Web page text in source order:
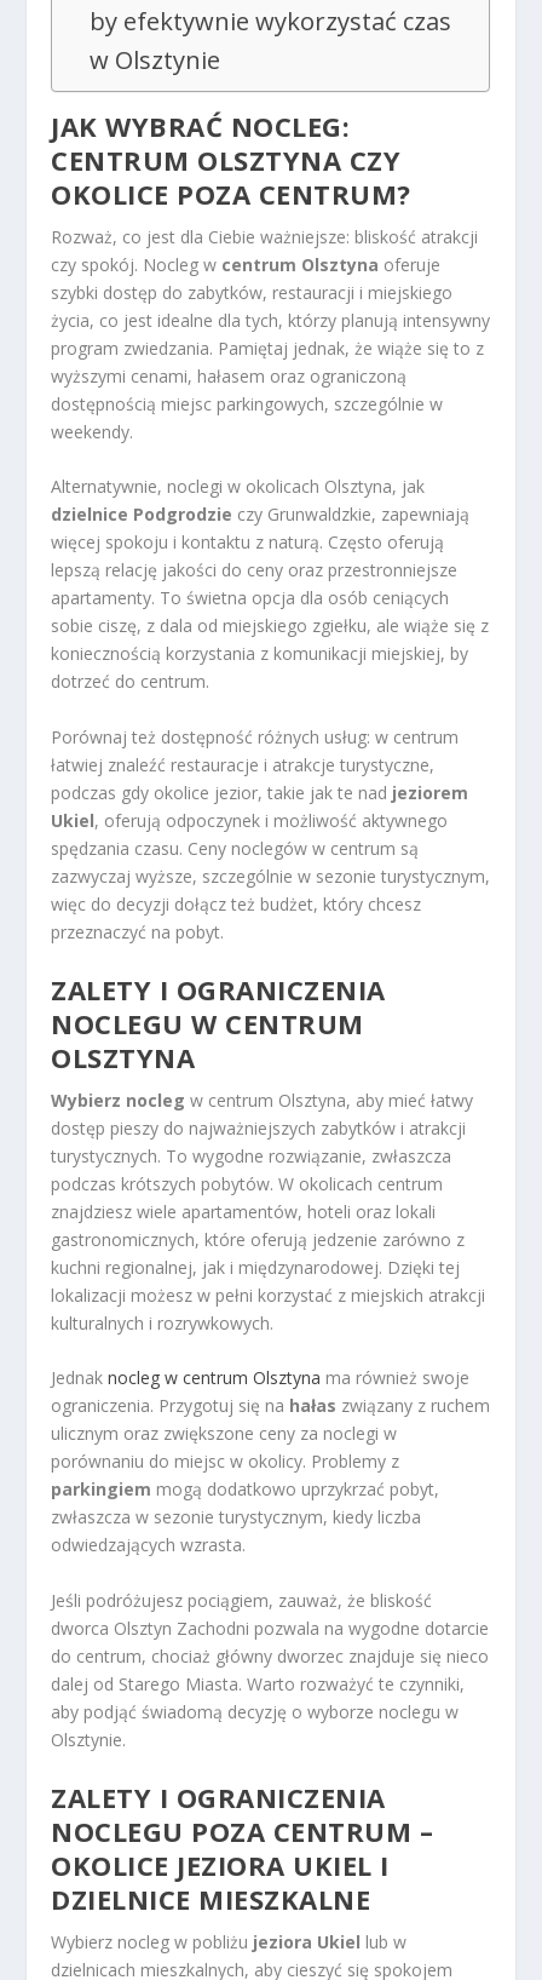
by efektywnie wykorzystać czas
w Olsztynie
JAK WYBRAĆ NOCLEG:
CENTRUM OLSZTYNA CZY
OKOLICE POZA CENTRUM?
Rozważ, co jest dla Ciebie ważniejsze: bliskość atrakcji
czy spokój. Nocleg w centrum Olsztyna oferuje
szybki dostęp do zabytków, restauracji i miejskiego
życia, co jest idealne dla tych, którzy planują intensywny
program zwiedzania. Pamiętaj jednak, że wiąże się to z
wyższymi cenami, hałasem oraz ograniczoną
dostępnością miejsc parkingowych, szczególnie w
weekendy.
Alternatywnie, noclegi w okolicach Olsztyna, jak
dzielnice Podgrodzie czy Grunwaldzkie, zapewniają
więcej spokoju i kontaktu z naturą. Często oferują
lepszą relację jakości do ceny oraz przestronniejsze
apartamenty. To świetna opcja dla osób ceniących
sobie ciszę, z dala od miejskiego zgiełku, ale wiąże się z
koniecznością korzystania z komunikacji miejskiej, by
dotrzeć do centrum.
Porównaj też dostępność różnych usług: w centrum
łatwiej znaleźć restauracje i atrakcje turystyczne,
podczas gdy okolice jezior, takie jak te nad jeziorem
Ukiel, oferują odpoczynek i możliwość aktywnego
spędzania czasu. Ceny noclegów w centrum są
zazwyczaj wyższe, szczególnie w sezonie turystycznym,
więc do decyzji dołącz też budżet, który chcesz
przeznaczyć na pobyt.
ZALETY I OGRANICZENIA
NOCLEGU W CENTRUM
OLSZTYNA
Wybierz nocleg w centrum Olsztyna, aby mieć łatwy
dostęp pieszy do najważniejszych zabytków i atrakcji
turystycznych. To wygodne rozwiązanie, zwłaszcza
podczas krótszych pobytów. W okolicach centrum
znajdziesz wiele apartamentów, hoteli oraz lokali
gastronomicznych, które oferują jedzenie zarówno z
kuchni regionalnej, jak i międzynarodowej. Dzięki tej
lokalizacji możesz w pełni korzystać z miejskich atrakcji
kulturalnych i rozrywkowych.
Jednaknocleg w centrum Olsztyna ma również swoje
ograniczenia. Przygotuj się na hałas związany z ruchem
ulicznym oraz zwiększone ceny za noclegi w
porównaniu do miejsc w okolicy. Problemy z
parkingiem mogą dodatkowo uprzykrzać pobyt,
zwłaszcza w sezonie turystycznym, kiedy liczba
odwiedzających wzrasta.
Jeśli podróżujesz pociągiem, zauważ, że bliskość
dworca Olsztyn Zachodni pozwala na wygodne dotarcie
do centrum, chociaż główny dworzec znajduje się nieco
dalej od Starego Miasta. Warto rozważyć te czynniki,
aby podjąć świadomą decyzję o wyborze noclegu w
Olsztynie.
ZALETY I OGRANICZENIA
NOCLEGU POZA CENTRUM –
OKOLICE JEZIORA UKIEL I
DZIELNICE MIESZKALNE
Wybierz nocleg w pobliżu jeziora Ukiel lub w
dzielnicach mieszkalnych, aby cieszyć się spokojem